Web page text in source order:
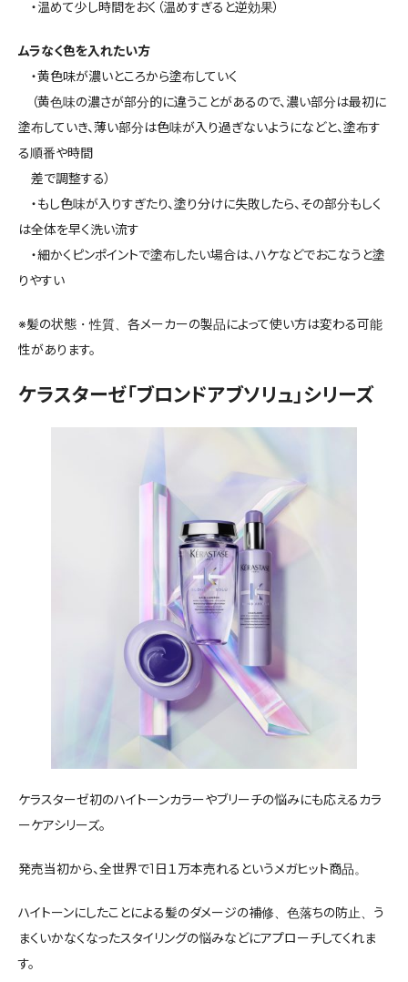
・温めて少し時間をおく（温めすぎると逆効果）
ムラなく色を入れたい方
・黄色味が濃いところから塗布していく
（黄色味の濃さが部分的に違うことがあるので、濃い部分は最初に
塗布していき、薄い部分は色味が入り過ぎないようになどと、塗布す
る順番や時間
差で調整する）
・もし色味が入りすぎたり、塗り分けに失敗したら、その部分もしく
は全体を早く洗い流す
・細かくピンポイントで塗布したい場合は、ハケなどでおこなうと塗
りやすい
※髪の状態・性質、各メーカーの製品によって使い方は変わる可能
性があります。
ケラスターゼ「ブロンドアブソリュ」シリーズ
ケラスターゼ初のハイトーンカラーやブリーチの悩みにも応えるカラ
ーケアシリーズ。
発売当初から、全世界で1日１万本売れるというメガヒット商品。
ハイトーンにしたことによる髪のダメージの補修、色落ちの防止、う
まくいかなくなったスタイリングの悩みなどにアプローチしてくれま
す。